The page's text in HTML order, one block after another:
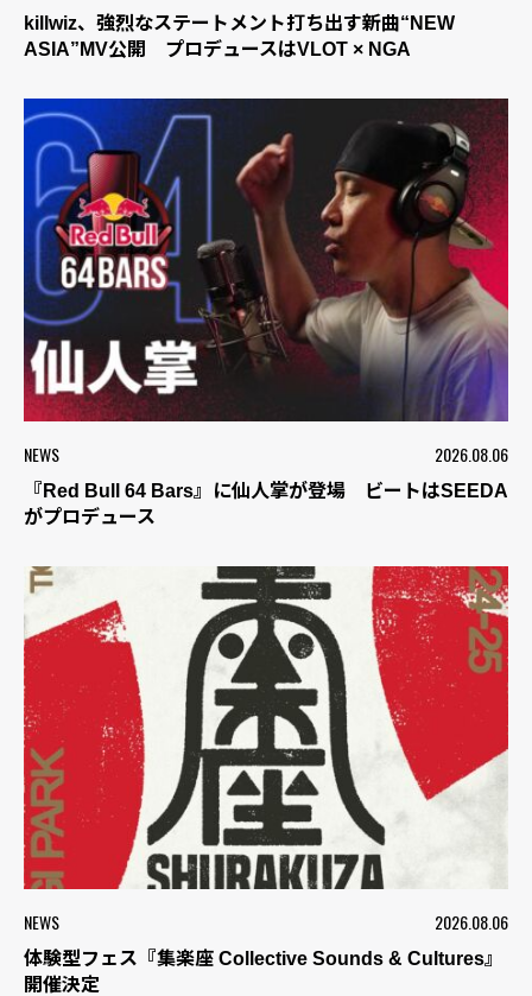
killwiz、強烈なステートメント打ち出す新曲“NEW
ASIA”MV公開 プロデュースはVLOT × NGA
NEWS 2026.08.06
『Red Bull 64 Bars』に仙人掌が登場 ビートはSEEDA
がプロデュース
NEWS 2026.08.06
体験型フェス『集楽座 Collective Sounds & Cultures』
開催決定